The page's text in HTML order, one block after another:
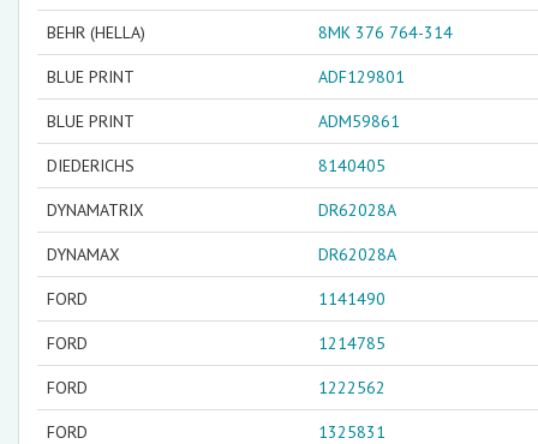
BEHR (HELLA) 8MK 376 764-314
BLUE PRINT ADF129801
BLUE PRINT ADM59861
DIEDERICHS 8140405
DYNAMATRIX DR62028A
DYNAMAX DR62028A
FORD 1141490
FORD 1214785
FORD 1222562
FORD 1325831